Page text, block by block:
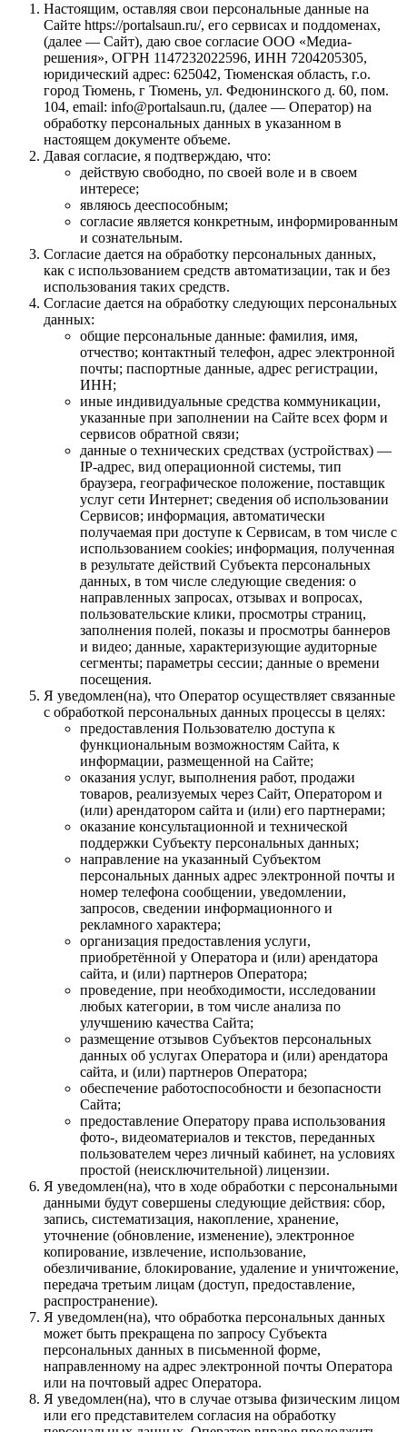
Настоящим, оставляя свои персональные данные на
Сайте https://portalsaun.ru/, его сервисах и поддоменах,
(далее — Сайт), даю свое согласие ООО «Медиа-
решения», ОГРН 1147232022596, ИНН 7204205305,
юридический адрес: 625042, Тюменская область, г.о.
город Тюмень, г Тюмень, ул. Федюнинского д. 60, пом.
104, email: info@portalsaun.ru, (далее — Оператор) на
обработку персональных данных в указанном в
настоящем документе объеме.
Давая согласие, я подтверждаю, что:
действую свободно, по своей воле и в своем
интересе;
являюсь дееспособным;
согласие является конкретным, информированным
и сознательным.
Согласие дается на обработку персональных данных,
как с использованием средств автоматизации, так и без
использования таких средств.
Согласие дается на обработку следующих персональных
данных:
общие персональные данные: фамилия, имя,
отчество; контактный телефон, адрес электронной
почты; паспортные данные, адрес регистрации,
ИНН;
иные индивидуальные средства коммуникации,
указанные при заполнении на Сайте всех форм и
сервисов обратной связи;
данные о технических средствах (устройствах) —
IP-адрес, вид операционной системы, тип
браузера, географическое положение, поставщик
услуг сети Интернет; сведения об использовании
Сервисов; информация, автоматически
получаемая при доступе к Сервисам, в том числе с
использованием cookies; информация, полученная
в результате действий Субъекта персональных
данных, в том числе следующие сведения: о
направленных запросах, отзывах и вопросах,
пользовательские клики, просмотры страниц,
заполнения полей, показы и просмотры баннеров
и видео; данные, характеризующие аудиторные
сегменты; параметры сессии; данные о времени
посещения.
Я уведомлен(на), что Оператор осуществляет связанные
с обработкой персональных данных процессы в целях:
предоставления Пользователю доступа к
функциональным возможностям Сайта, к
информации, размещенной на Сайте;
оказания услуг, выполнения работ, продажи
товаров, реализуемых через Сайт, Оператором и
(или) арендатором сайта и (или) его партнерами;
оказание консультационной и технической
поддержки Субъекту персональных данных;
направление на указанный Субъектом
персональных данных адрес электронной почты и
номер телефона сообщении, уведомлении,
запросов, сведении информационного и
рекламного характера;
организация предоставления услуги,
приобретённой у Оператора и (или) арендатора
сайта, и (или) партнеров Оператора;
проведение, при необходимости, исследовании
любых категории, в том числе анализа по
улучшению качества Сайта;
размещение отзывов Субъектов персональных
данных об услугах Оператора и (или) арендатора
сайта, и (или) партнеров Оператора;
обеспечение работоспособности и безопасности
Сайта;
предоставление Оператору права использования
фото-, видеоматериалов и текстов, переданных
пользователем через личный кабинет, на условиях
простой (неисключительной) лицензии.
Я уведомлен(на), что в ходе обработки с персональными
данными будут совершены следующие действия: сбор,
запись, систематизация, накопление, хранение,
уточнение (обновление, изменение), электронное
копирование, извлечение, использование,
обезличивание, блокирование, удаление и уничтожение,
передача третьим лицам (доступ, предоставление,
распространение).
Я уведомлен(на), что обработка персональных данных
может быть прекращена по запросу Субъекта
персональных данных в письменной форме,
направленному на адрес электронной почты Оператора
или на почтовый адрес Оператора.
Я уведомлен(на), что в случае отзыва физическим лицом
или его представителем согласия на обработку